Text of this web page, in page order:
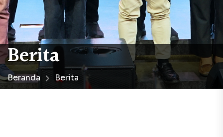
Berita
Beranda Berita